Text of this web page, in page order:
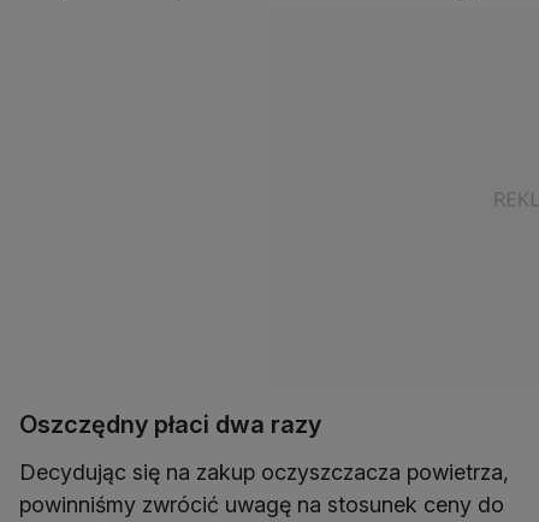
Oszczędny płaci dwa razy
Decydując się na zakup oczyszczacza powietrza,
powinniśmy zwrócić uwagę na stosunek ceny do